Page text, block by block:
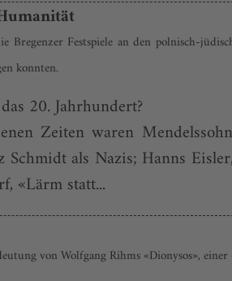
Festspiele an den polnisch-
konnten.
20. Jahrhundert?
Zeiten waren
als Nazis; Hanns
«Lärm statt...
von Wolfgang Rihms «Dionysos»,